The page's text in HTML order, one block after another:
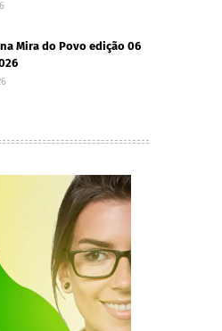
Mira do Povo edição 06